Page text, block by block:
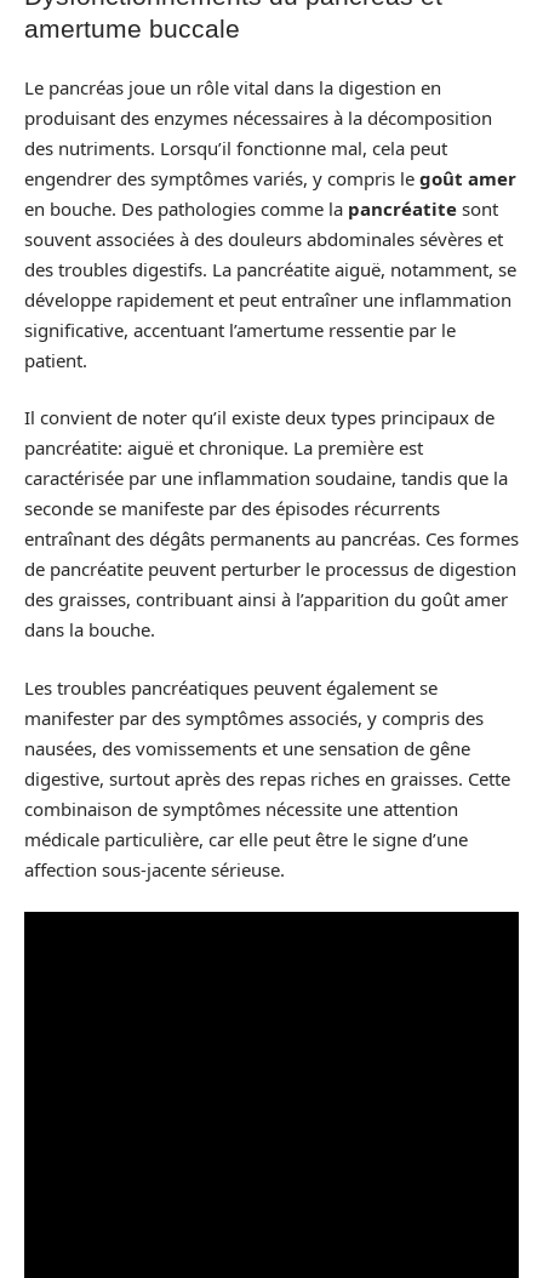
amertume buccale
Le pancréas joue un rôle vital dans la digestion en
produisant des enzymes nécessaires à la décomposition
des nutriments. Lorsqu’il fonctionne mal, cela peut
engendrer des symptômes variés, y compris le goût amer
en bouche. Des pathologies comme la pancréatite sont
souvent associées à des douleurs abdominales sévères et
des troubles digestifs. La pancréatite aiguë, notamment, se
développe rapidement et peut entraîner une inflammation
significative, accentuant l’amertume ressentie par le
patient.
Il convient de noter qu’il existe deux types principaux de
pancréatite: aiguë et chronique. La première est
caractérisée par une inflammation soudaine, tandis que la
seconde se manifeste par des épisodes récurrents
entraînant des dégâts permanents au pancréas. Ces formes
de pancréatite peuvent perturber le processus de digestion
des graisses, contribuant ainsi à l’apparition du goût amer
dans la bouche.
Les troubles pancréatiques peuvent également se
manifester par des symptômes associés, y compris des
nausées, des vomissements et une sensation de gêne
digestive, surtout après des repas riches en graisses. Cette
combinaison de symptômes nécessite une attention
médicale particulière, car elle peut être le signe d’une
affection sous-jacente sérieuse.